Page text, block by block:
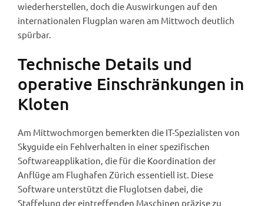
wiederherstellen, doch die Auswirkungen auf den
internationalen Flugplan waren am Mittwoch deutlich
spürbar.
Technische Details und
operative Einschränkungen in
Kloten
Am Mittwochmorgen bemerkten die IT-Spezialisten von
Skyguide ein Fehlverhalten in einer spezifischen
Softwareapplikation, die für die Koordination der
Anflüge am Flughafen Zürich essentiell ist. Diese
Software unterstützt die Fluglotsen dabei, die
Staffelung der eintreffenden Maschinen präzise zu